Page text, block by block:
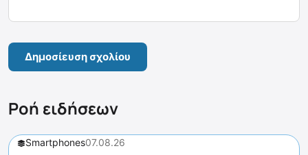
Ροή ειδήσεων
Smartphones07.08.26